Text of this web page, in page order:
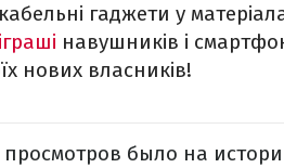
гаджети у
навушників і
нових власників!
было на